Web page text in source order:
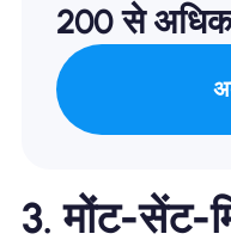
200 से
3. मोंट-सेंट-